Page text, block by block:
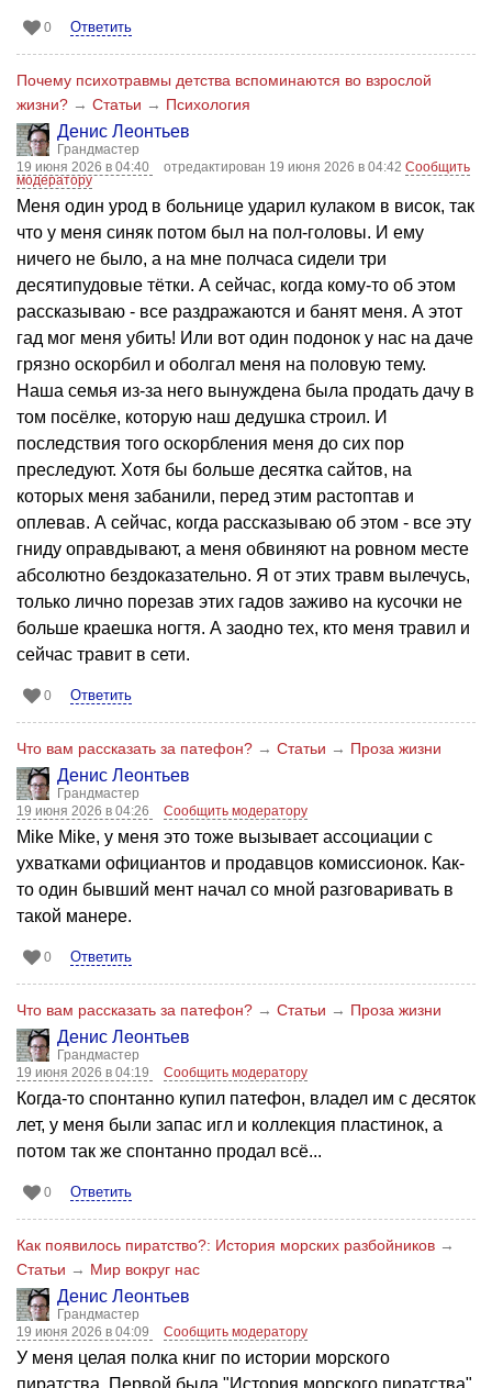
0 Ответить
Почему психотравмы детства вспоминаются во взрослой
жизни? → Статьи → Психология
Денис Леонтьев
Грандмастер
19 июня 2026 в 04:40
отредактирован 19 июня 2026 в 04:42 Сообщить
модератору
Меня один урод в больнице ударил кулаком в висок, так
что у меня синяк потом был на пол-головы. И ему
ничего не было, а на мне полчаса сидели три
десятипудовые тётки. А сейчас, когда кому-то об этом
рассказываю - все раздражаются и банят меня. А этот
гад мог меня убить! Или вот один подонок у нас на даче
грязно оскорбил и оболгал меня на половую тему.
Наша семья из-за него вынуждена была продать дачу в
том посёлке, которую наш дедушка строил. И
последствия того оскорбления меня до сих пор
преследуют. Хотя бы больше десятка сайтов, на
которых меня забанили, перед этим растоптав и
оплевав. А сейчас, когда рассказываю об этом - все эту
гниду оправдывают, а меня обвиняют на ровном месте
абсолютно бездоказательно. Я от этих травм вылечусь,
только лично порезав этих гадов заживо на кусочки не
больше краешка ногтя. А заодно тех, кто меня травил и
сейчас травит в сети.
0 Ответить
Что вам рассказать за патефон? → Статьи → Проза жизни
Денис Леонтьев
Грандмастер
19 июня 2026 в 04:26
Сообщить модератору
Mike Mike, у меня это тоже вызывает ассоциации с
ухватками официантов и продавцов комиссионок. Как-
то один бывший мент начал со мной разговаривать в
такой манере.
0 Ответить
Что вам рассказать за патефон? → Статьи → Проза жизни
Денис Леонтьев
Грандмастер
19 июня 2026 в 04:19
Сообщить модератору
Когда-то спонтанно купил патефон, владел им с десяток
лет, у меня были запас игл и коллекция пластинок, а
потом так же спонтанно продал всё...
0 Ответить
Как появилось пиратство?: История морских разбойников →
Статьи → Мир вокруг нас
Денис Леонтьев
Грандмастер
19 июня 2026 в 04:09
Сообщить модератору
У меня целая полка книг по истории морского